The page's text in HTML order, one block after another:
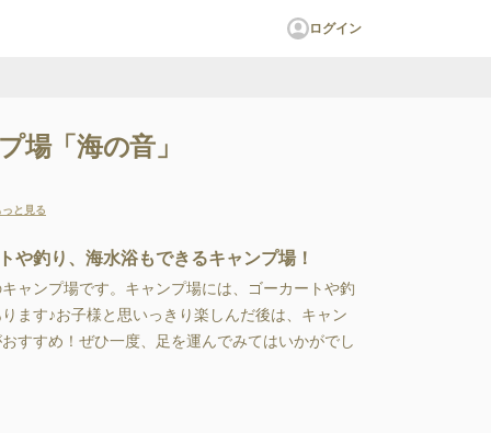
ログイン
場「海の音」
っと見る
や釣り、海水浴もできるキャンプ場！
ャンプ場です。キャンプ場には、ゴーカートや釣
ます♪お子様と思いっきり楽しんだ後は、キャン
すすめ！ぜひ一度、足を運んでみてはいかがでし